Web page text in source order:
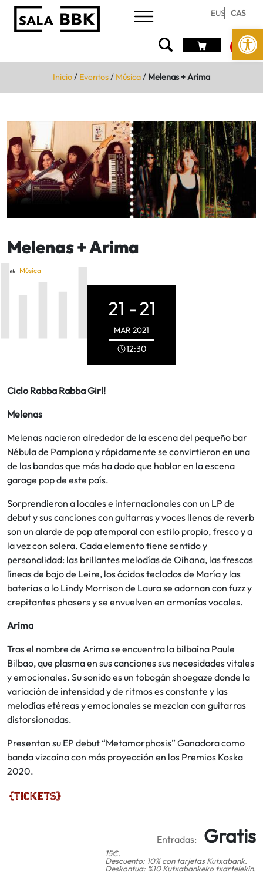
Abrir
EUS CAS
Inicio/ Eventos/ Música/ Melenas + Arima
Melenas + Arima
Música
21 -21
MAR 2021
12:30
Ciclo Rabba Rabba Girl!
Melenas
Melenas nacieron alrededor de la escena del pequeño bar
Nébula de Pamplona y rápidamente se convirtieron en una
de las bandas que más ha dado que hablar en la escena
garage pop de este país.
Sorprendieron a locales e internacionales con un LP de
debut y sus canciones con guitarras y voces llenas de reverb
son un alarde de pop atemporal con estilo propio, fresco y a
la vez con solera. Cada elemento tiene sentido y
personalidad: las brillantes melodías de Oihana, las frescas
líneas de bajo de Leire, los ácidos teclados de María y las
baterías a lo Lindy Morrison de Laura se adornan con fuzz y
crepitantes phasers y se envuelven en armonías vocales.
Arima
Tras el nombre de Arima se encuentra la bilbaína Paule
Bilbao, que plasma en sus canciones sus necesidades vitales
y emocionales. Su sonido es un tobogán shoegaze donde la
variación de intensidad y de ritmos es constante y las
melodías etéreas y emocionales se mezclan con guitarras
distorsionadas.
Presentan su EP debut “Metamorphosis” Ganadora como
banda vizcaína con más proyección en los Premios Koska
2020.
Entradas: Gratis
15€.
Descuento: 10% con tarjetas Kutxabank.
Deskontua: %10 Kutxabankeko txartelekin.